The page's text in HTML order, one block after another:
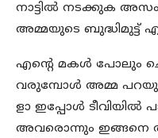
നാട്ടില്‍ നടക്കുക
അമ്മയുടെ ബുദ്ധിമുട്ട്
എന്റെ മകള്‍ പോലും
വരുമ്പോള്‍ അമ്മ പറയും;
ളാ ഇപ്പോള്‍ ടീവിയില്‍
അവരൊന്നും ഇങ്ങനെ